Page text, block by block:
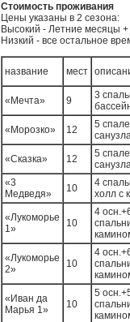
Стоимость проживания
Цены указаны в 2 сезона:
Высокий - Летние месяцы +
Низкий - все остальное
название мест
«Мечта» 9
3
«Морозко» 12
5
«Сказка» 12
5
«3
Медведя»
10
4
холл с
«Лукоморье
1»
10
4
«Лукоморье
2»
10
4
«Иван да
Марья 1»
10
5